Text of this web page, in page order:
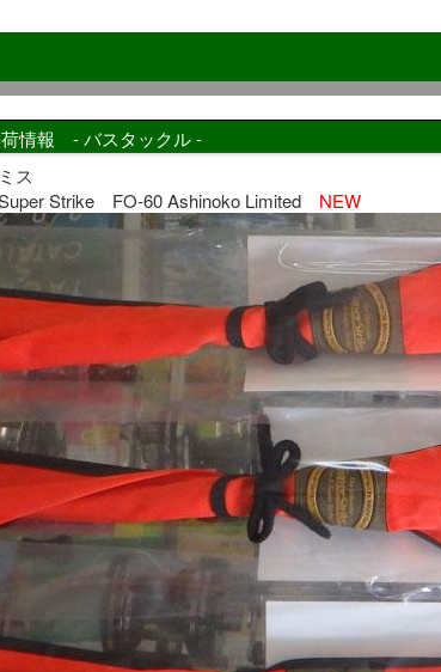
荷情報 - バスタックル -
ス
Super Strike FO-60 Ashinoko Limited NEW